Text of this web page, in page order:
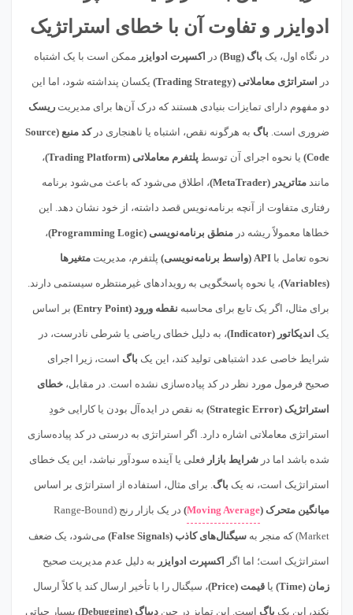
ادوایزر و تفاوت آن با خطای استراتژیک
در نگاه اول، یک باگ (Bug) در اکسپرت ادوایزر ممکن است با یک اشتباه
در استراتژی معاملاتی (Trading Strategy) یکسان پنداشته شود، اما این
دو مفهوم دارای تمایزات بنیادی هستند که درک آن‌ها برای مدیریت ریسک
ضروری است. باگ به هرگونه نقص، اشتباه یا ناهنجاری در کد منبع (Source
Code) یا نحوه اجرای آن توسط پلتفرم معاملاتی (Trading Platform) ،
مانند متاتریدر (MetaTrader) ، اطلاق می‌شود که باعث می‌شود برنامه
رفتاری متفاوت از آنچه برنامه‌نویس قصد داشته، از خود نشان دهد. این
خطاها معمولاً ریشه در منطق برنامه‌نویسی (Programming Logic) ،
نحوه تعامل با API (واسط برنامه‌نویسی) پلتفرم، مدیریت متغیرها
(Variables) ، یا نحوه پاسخگویی به رویدادهای غیرمنتظره سیستمی دارند.
برای مثال، اگر یک تابع برای محاسبه نقطه ورود (Entry Point) بر اساس
یک اندیکاتور (Indicator) ، به دلیل خطای ریاضی یا شرطی نادرست، در
شرایط خاصی عدد اشتباهی تولید کند، این یک باگ است، زیرا اجرای
صحیح فرمول مورد نظر در کد پیاده‌سازی نشده است. در مقابل، خطای
استراتژیک (Strategic Error) به نقص در ایده‌آل بودن یا کارایی خودِ
استراتژی معاملاتی اشاره دارد. اگر استراتژی به درستی در کد پیاده‌سازی
شده باشد اما در شرایط بازار فعلی یا آینده سودآور نباشد، این یک خطای
استراتژیک است، نه یک باگ. برای مثال، استفاده از استراتژی بر اساس
میانگین متحرک (Moving Average
) در یک بازار رنج (Range-Bound
Market) که منجر به سیگنال‌های کاذب (False Signals) می‌شود، یک ضعف
استراتژیک است؛ اما اگر اکسپرت ادوایزر به دلیل عدم مدیریت صحیح
زمان (Time) یا قیمت (Price) ، سیگنال را با تأخیر ارسال کند یا کلاً ارسال
نکند، این یک باگ است. این تمایز در حین دیباگ (Debugging) بسیار حیاتی